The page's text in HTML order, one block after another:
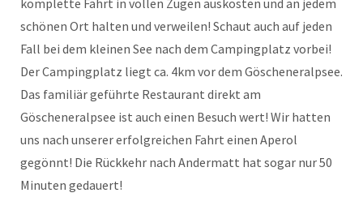
komplette Fahrt in vollen Zügen auskosten und an jedem
schönen Ort halten und verweilen! Schaut auch auf jeden
Fall bei dem kleinen See nach dem Campingplatz vorbei!
Der Campingplatz liegt ca. 4km vor dem Göscheneralpsee.
Das familiär geführte Restaurant direkt am
Göscheneralpsee ist auch einen Besuch wert! Wir hatten
uns nach unserer erfolgreichen Fahrt einen Aperol
gegönnt! Die Rückkehr nach Andermatt hat sogar nur 50
Minuten gedauert!